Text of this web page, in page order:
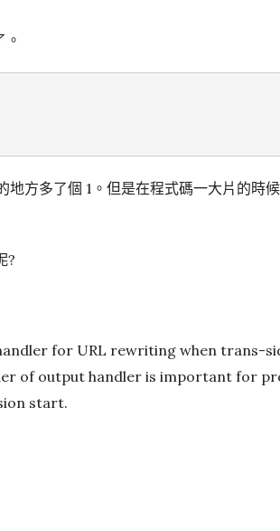
方多了個 1。但是在程式碼一大片的時
?
for URL rewriting when trans-
of output handler is important for
start.